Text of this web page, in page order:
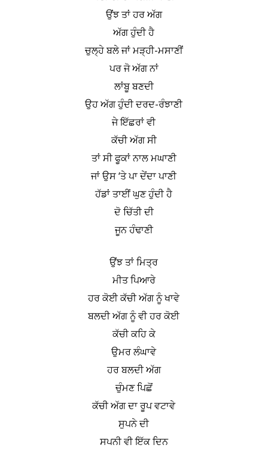
ਉਂਝ ਤਾਂ ਹਰ ਅੱਗ
ਅੱਗ ਹੁੰਦੀ ਹੈ
ਚੁਲ੍ਹੇ ਬਲੇ ਜਾਂ ਮੜ੍ਹੀ-ਮਸਾਣੀਂ
ਪਰ ਜੋ ਅੱਗ ਨਾਂ
ਲਾਂਬੂ ਬਣਦੀ
ਉਹ ਅੱਗ ਹੁੰਦੀ ਦਰਦ-ਰੰਝਾਣੀ
ਜੇ ਇੱਛਰਾਂ ਵੀ
ਕੱਚੀ ਅੱਗ ਸੀ
ਤਾਂ ਸੀ ਫੂਕਾਂ ਨਾਲ ਮਘਾਣੀ
ਜਾਂ ਉਸ ‘ਤੇ ਪਾ ਦੇਂਦਾ ਪਾਣੀ
ਹੱਡਾਂ ਤਾਈਂ ਘੁਣ ਹੁੰਦੀ ਹੈ
ਦੋ ਚਿੱਤੀ ਦੀ
ਜੂਨ ਹੰਢਾਣੀ
ਉਂਝ ਤਾਂ ਮਿਤ੍ਰ
ਮੀਤ ਪਿਆਰੇ
ਹਰ ਕੋਈ ਕੱਚੀ ਅੱਗ ਨੂੰ ਖਾਵੇ
ਬਲਦੀ ਅੱਗ ਨੂੰ ਵੀ ਹਰ ਕੋਈ
ਕੱਚੀ ਕਹਿ ਕੇ
ਉਮਰ ਲੰਘਾਵੇ
ਹਰ ਬਲਦੀ ਅੱਗ
ਚੁੰਮਣ ਪਿਛੋਂ
ਕੱਚੀ ਅੱਗ ਦਾ ਰੂਪ ਵਟਾਵੇ
ਸੁਪਨੇ ਦੀ
ਸਪਨੀ ਵੀ ਇੱਕ ਦਿਨ